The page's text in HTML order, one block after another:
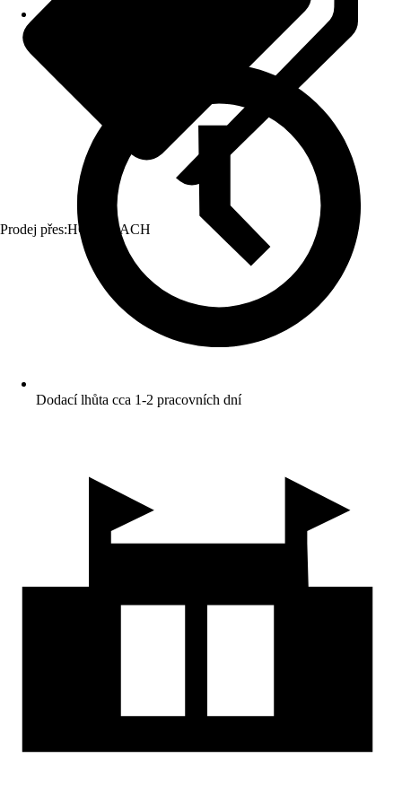
Prodej přes:HORNBACH
Dodací lhůta cca 1-2 pracovních dní